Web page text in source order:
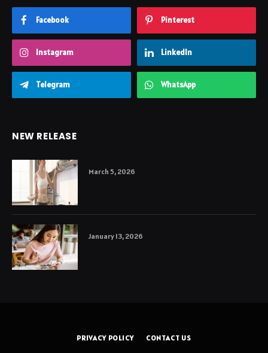
Facebook Pinterest
Instagram LinkedIn
Telegram WhatsApp
NEW RELEASE
March 5, 2026
January 13, 2026
PRIVACY POLICY CONTACT US